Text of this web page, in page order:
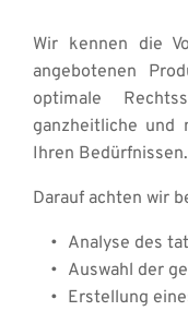
Wir kennen die
angebotenen
optimale
ganzheitliche und
Ihren Bedürfnissen.
Darauf achten wir
Analyse des
Auswahl der
Erstellung